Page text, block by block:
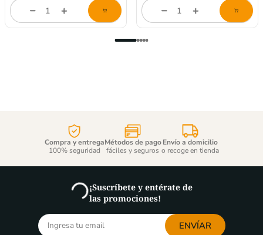
store/product-
list.quantityStepper.label
store/product-
Compra y entrega
100% seguridad
Métodos de pago
fáciles y seguros
Envío a domicilio
o recoge en tienda
¡Suscríbete y entérate de
las promociones!
ENVÍAR